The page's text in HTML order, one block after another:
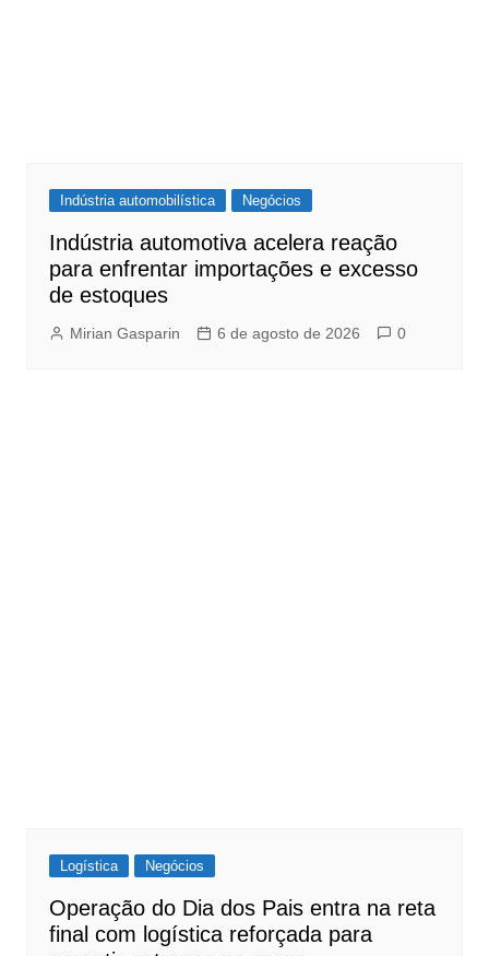
Indústria automobilística Negócios
Indústria automotiva acelera reação
para enfrentar importações e excesso
de estoques
Mirian Gasparin 6 de agosto de 2026 0
Logística Negócios
Operação do Dia dos Pais entra na reta
final com logística reforçada para